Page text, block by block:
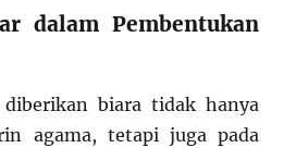
dalam Pembentukan
biara tidak hanya
agama, tetapi juga pada